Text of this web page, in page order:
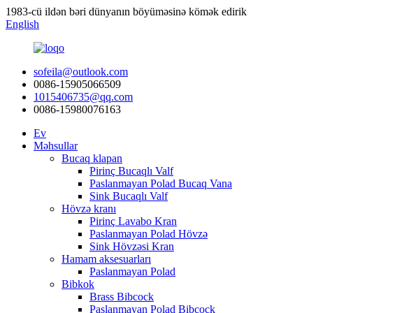
1983-cü ildən bəri dünyanın böyüməsinə kömək edirik
English
sofeila@outlook.com
0086-15905066509
1015406735@qq.com
0086-15980076163
Ev
Məhsullar
Bucaq klapan
Pirinç Bucaqlı Valf
Paslanmayan Polad Bucaq Vana
Sink Bucaqlı Valf
Hövzə kranı
Pirinç Lavabo Kran
Paslanmayan Polad Hövzə
Sink Hövzəsi Kran
Hamam aksesuarları
Paslanmayan Polad
Bibkok
Brass Bibcock
Paslanmayan Polad Bibcock